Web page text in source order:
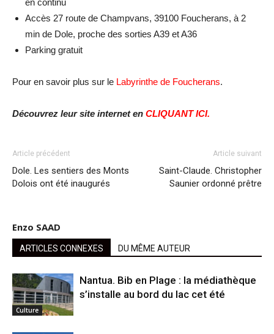
Accès 27 route de Champvans, 39100 Foucherans, à 2
min de Dole, proche des sorties A39 et A36
Parking gratuit
Pour en savoir plus sur le Labyrinthe de Foucherans.
Découvrez leur site internet en CLIQUANT ICI.
Article précédent
Dole. Les sentiers des Monts
Dolois ont été inaugurés
Article suivant
Saint-Claude. Christopher
Saunier ordonné prêtre
Enzo SAAD
ARTICLES CONNEXES DU MÊME AUTEUR
Culture
Nantua. Bib en Plage : la médiathèque
s’installe au bord du lac cet été